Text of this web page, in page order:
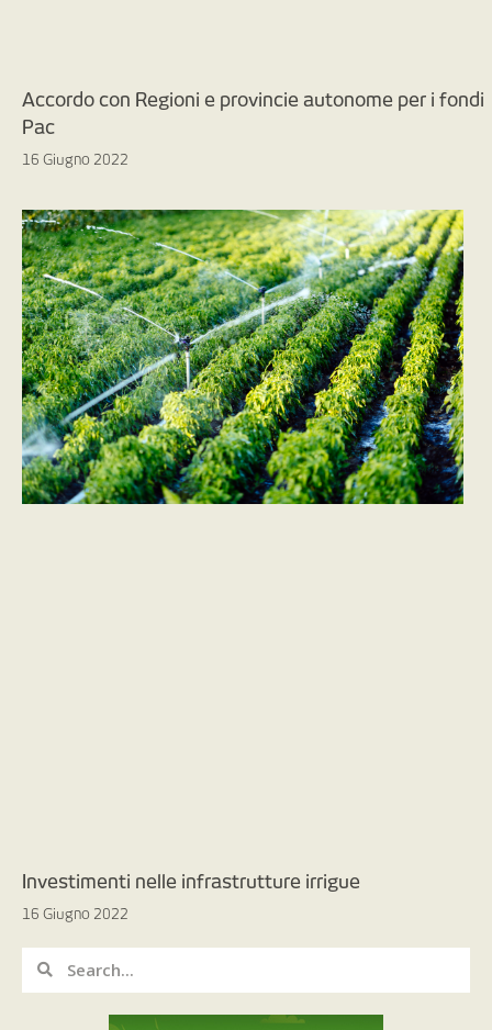
Accordo con Regioni e provincie autonome per i fondi
Pac
16 Giugno 2022
Investimenti nelle infrastrutture irrigue
16 Giugno 2022